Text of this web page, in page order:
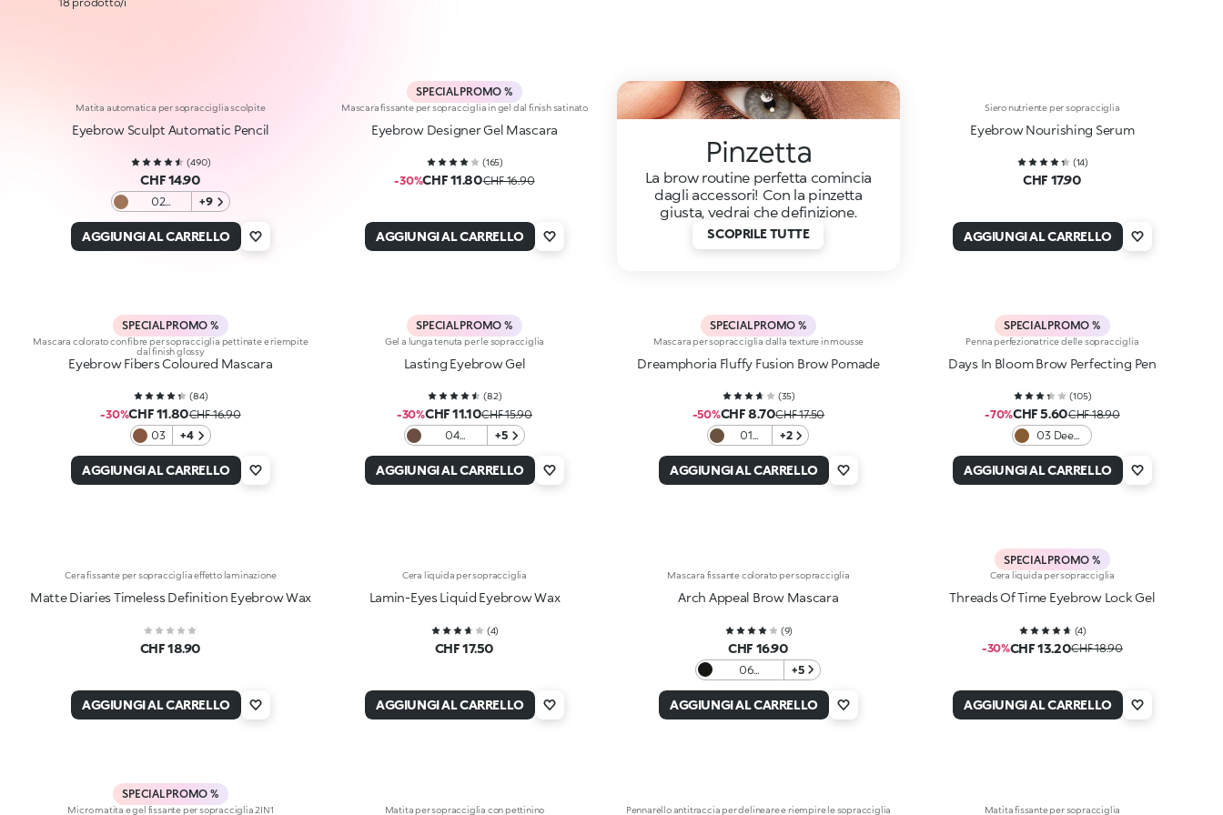
Matita automatica per sopracciglia scolpite
Eyebrow Sculpt Automatic Pencil
(490)
CHF 14.90
02
And
Redheads
+9
AGGIUNGI AL CARRELLO
SPECIAL PROMO %
Mascara fissante per sopracciglia in gel dal finish satinato
Eyebrow Designer Gel Mascara
(165)
-30%CHF 11.80CHF 16.90
AGGIUNGI AL CARRELLO
Pinzetta
La brow routine perfetta comincia
dagli accessori! Con la pinzetta
giusta, vedrai che definizione.
SCOPRILE TUTTE
Siero nutriente per sopracciglia
Eyebrow Nourishing Serum
(14)
CHF 17.90
AGGIUNGI AL CARRELLO
SPECIAL PROMO %
Mascara colorato con fibre per sopracciglia pettinate e riempite
dal finish glossy
Eyebrow Fibers Coloured Mascara
(84)
-30%CHF 11.80CHF 16.90
03
+4
AGGIUNGI AL CARRELLO
SPECIAL PROMO %
Gel a lunga tenuta per le sopracciglia
Lasting Eyebrow Gel
(82)
-30%CHF 11.10CHF 15.90
04
+5
AGGIUNGI AL CARRELLO
SPECIAL PROMO %
Mascara per sopracciglia dalla texture in mousse
Dreamphoria Fluffy Fusion Brow Pomade
(35)
-50%CHF 8.70CHF 17.50
01
+2
AGGIUNGI AL CARRELLO
SPECIAL PROMO %
Penna perfezionatrice delle sopracciglia
Days In Bloom Brow Perfecting Pen
(105)
-70%CHF 5.60CHF 18.90
03 Deep
AGGIUNGI AL CARRELLO
Cera fissante per sopracciglia effetto laminazione
Matte Diaries Timeless Definition Eyebrow Wax
CHF 18.90
AGGIUNGI AL CARRELLO
Cera liquida per sopracciglia
Lamin-Eyes Liquid Eyebrow Wax
(4)
CHF 17.50
AGGIUNGI AL CARRELLO
Mascara fissante colorato per sopracciglia
Arch Appeal Brow Mascara
(9)
CHF 16.90
06
Blackhaired
+5
AGGIUNGI AL CARRELLO
SPECIAL PROMO %
Cera liquida per sopracciglia
Threads Of Time Eyebrow Lock Gel
(4)
-30%CHF 13.20CHF 18.90
AGGIUNGI AL CARRELLO
SPECIAL PROMO %
Micro matita e gel fissante per sopracciglia 2IN1 Matita per sopracciglia con pettinino Pennarello antitraccia per delineare e riempire le sopracciglia Matita fissante per sopracciglia